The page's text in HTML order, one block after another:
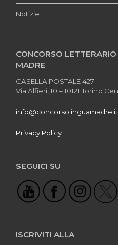
Notizie
CONCORSO
MADRE
CASELLA POSTALE 427
Via Alfieri, 10 – 10121 Torino
info@concorsolinguamadre.it
Privacy Policy
SEGUICI SU
ISCRIVITI ALLA